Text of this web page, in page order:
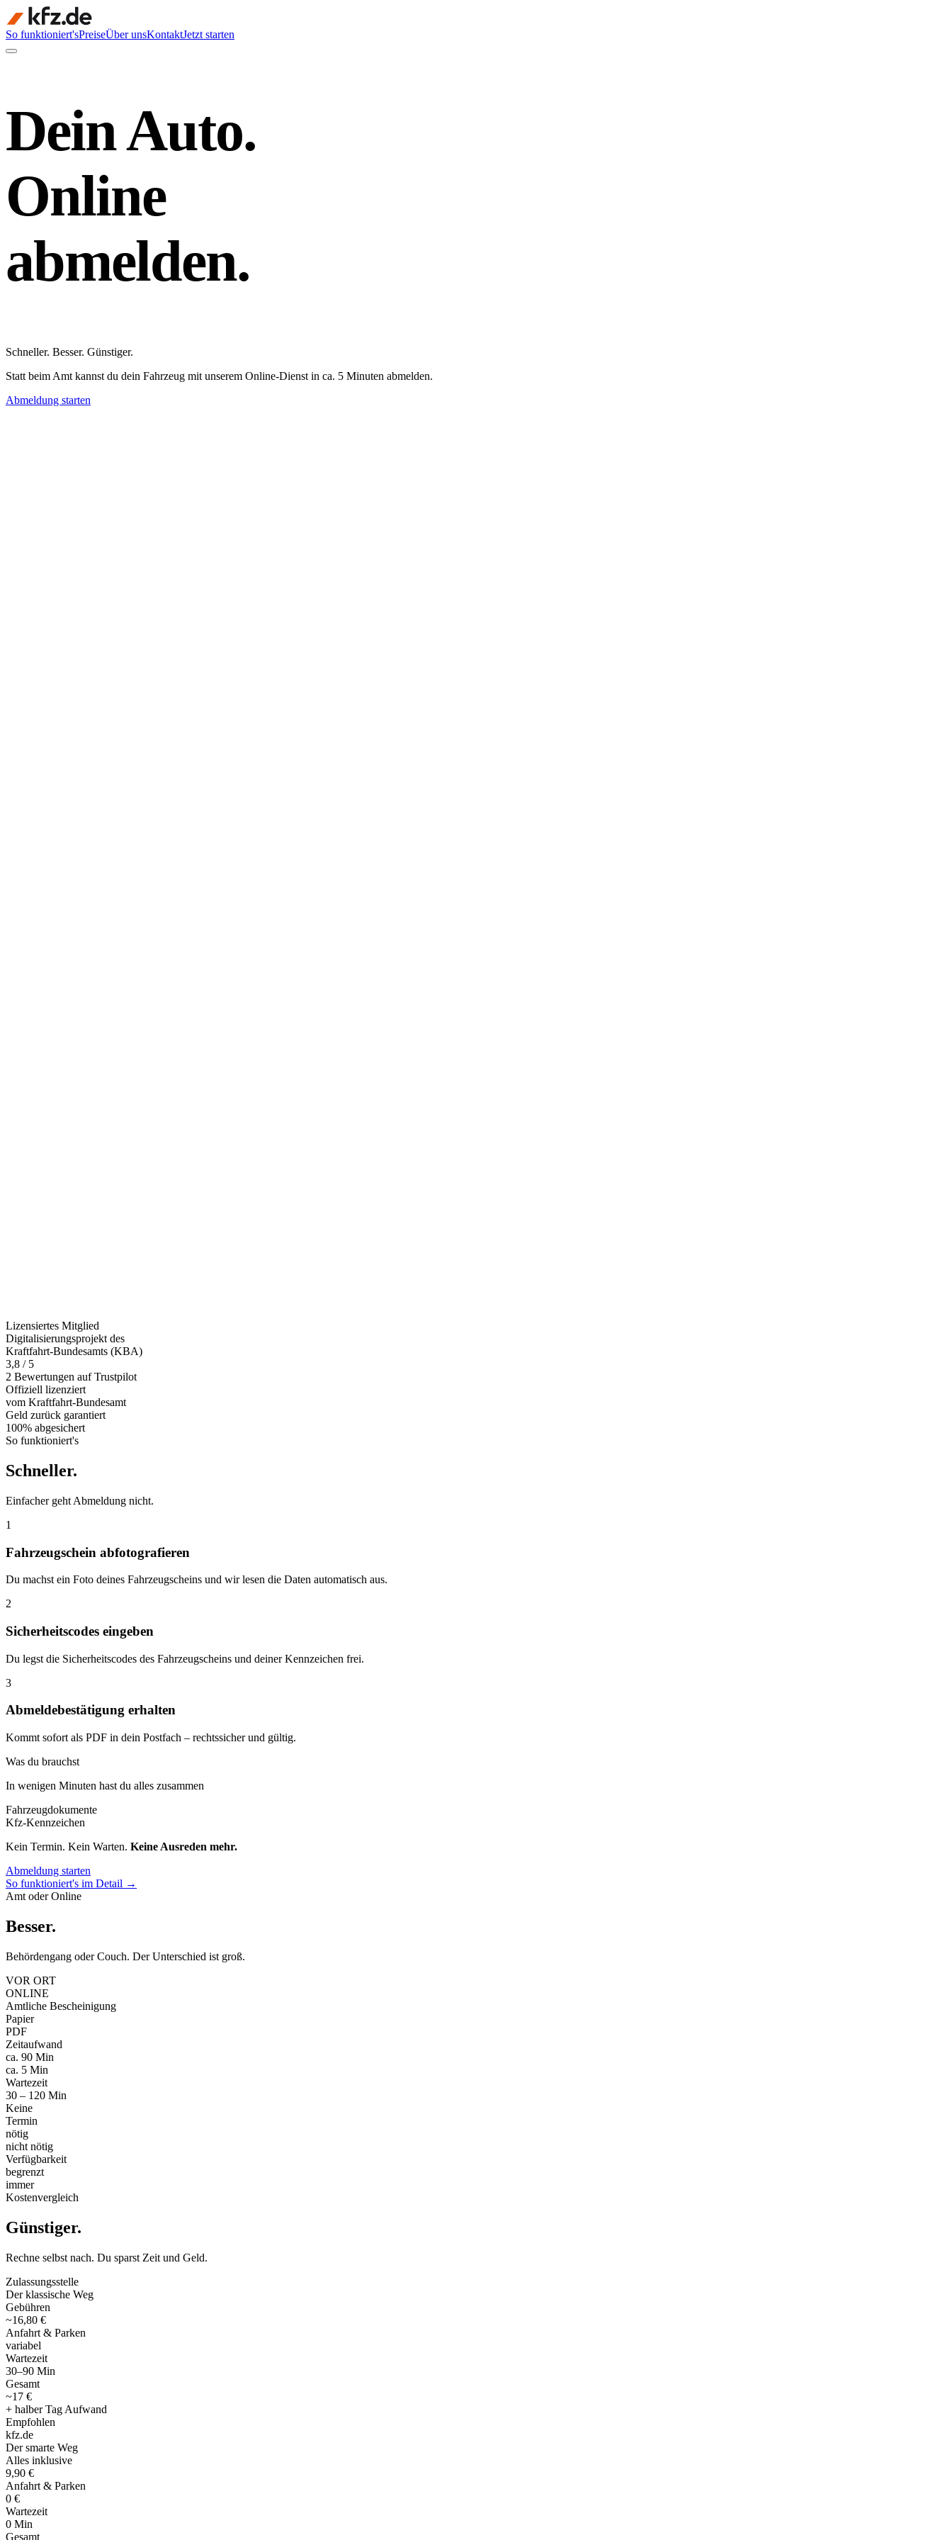
So funktioniert'sPreiseÜber unsKontaktJetzt starten
Dein Auto.
Online
abmelden.
Schneller. Besser. Günstiger.
Statt beim Amt kannst du dein Fahrzeug mit unserem Online-Dienst in ca. 5 Minuten abmelden.
Abmeldung starten
Lizensiertes Mitglied
Digitalisierungsprojekt des
Kraftfahrt-Bundesamts (KBA)
3,8 / 5
2 Bewertungen auf Trustpilot
Offiziell lizenziert
vom Kraftfahrt-Bundesamt
Geld zurück garantiert
100% abgesichert
So funktioniert's
Schneller.
Einfacher geht Abmeldung nicht.
1
Fahrzeugschein abfotografieren
Du machst ein Foto deines Fahrzeugscheins und wir lesen die Daten automatisch aus.
2
Sicherheitscodes eingeben
Du legst die Sicherheitscodes des Fahrzeugscheins und deiner Kennzeichen frei.
3
Abmeldebestätigung erhalten
Kommt sofort als PDF in dein Postfach – rechtssicher und gültig.
Was du brauchst
In wenigen Minuten hast du alles zusammen
Fahrzeugdokumente
Kfz-Kennzeichen
Kein Termin. Kein Warten. Keine Ausreden mehr.
Abmeldung starten
So funktioniert's im Detail →
Amt oder Online
Besser.
Behördengang oder Couch. Der Unterschied ist groß.
VOR ORT
ONLINE
Amtliche Bescheinigung
Papier
PDF
Zeitaufwand
ca. 90 Min
ca. 5 Min
Wartezeit
30 – 120 Min
Keine
Termin
nötig
nicht nötig
Verfügbarkeit
begrenzt
immer
Kostenvergleich
Günstiger.
Rechne selbst nach. Du sparst Zeit und Geld.
Zulassungsstelle
Der klassische Weg
Gebühren
~16,80 €
Anfahrt & Parken
variabel
Wartezeit
30–90 Min
Gesamt
~17 €
+ halber Tag Aufwand
Empfohlen
kfz.de
Der smarte Weg
Alles inklusive
9,90 €
Anfahrt & Parken
0 €
Wartezeit
0 Min
Gesamt